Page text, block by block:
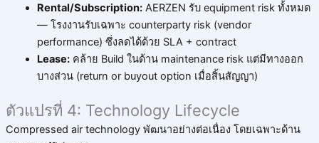
Rental/Subscription:AERZEN รับ equipment risk ทั้งหมด
— โรงงานรับเฉพาะ counterparty risk (vendor
performance) ซึ่งลดได้ด้วย SLA + contract
Lease:คล้าย Build ในด้าน maintenance risk แต่มีทางออก
บางส่วน (return or buyout option เมื่อสิ้นสัญญา)
ตัวแปรที่ 4: Technology Lifecycle
Compressed air technology พัฒนาอย่างต่อเนื่อง โดยเฉพาะด้าน